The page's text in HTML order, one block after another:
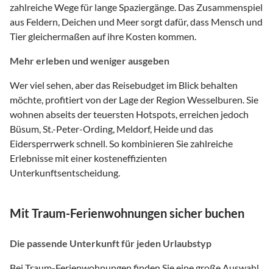
zahlreiche Wege für lange Spaziergänge. Das Zusammenspiel
aus Feldern, Deichen und Meer sorgt dafür, dass Mensch und
Tier gleichermaßen auf ihre Kosten kommen.
Mehr erleben und weniger ausgeben
Wer viel sehen, aber das Reisebudget im Blick behalten
möchte, profitiert von der Lage der Region Wesselburen. Sie
wohnen abseits der teuersten Hotspots, erreichen jedoch
Büsum, St.-Peter-Ording, Meldorf, Heide und das
Eidersperrwerk schnell. So kombinieren Sie zahlreiche
Erlebnisse mit einer kosteneffizienten
Unterkunftsentscheidung.
Mit Traum-Ferienwohnungen sicher buchen
Die passende Unterkunft für jeden Urlaubstyp